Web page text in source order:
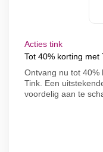
Acties tink
Tot 40% korting met
Ontvang nu tot 40%
Tink. Een
voordelig aan te